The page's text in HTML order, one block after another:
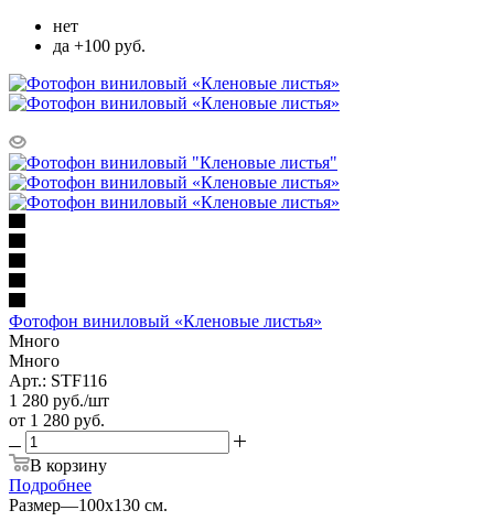
нет
да +100 руб.
Фотофон виниловый «Кленовые листья»
Много
Много
Арт.: STF116
1 280 руб./шт
от 1 280 руб.
В корзину
Подробнее
Размер—100х130 см.